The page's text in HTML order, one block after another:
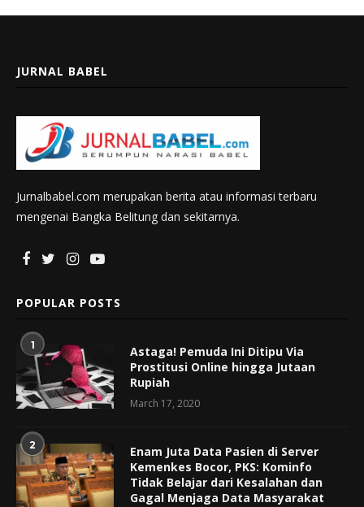
JURNAL BABEL
Jurnalbabel.com merupakan berita atau informasi terbaru
mengenai Bangka Belitung dan sekitarnya.
POPULAR POSTS
1
Astaga! Pemuda Ini Ditipu Via
Prostitusi Online hingga Jutaan
Rupiah
March 17, 2020
2
Enam Juta Data Pasien di Server
Kemenkes Bocor, PKS: Kominfo
Tidak Belajar dari Kesalahan dan
Gagal Menjaga Data Masyarakat